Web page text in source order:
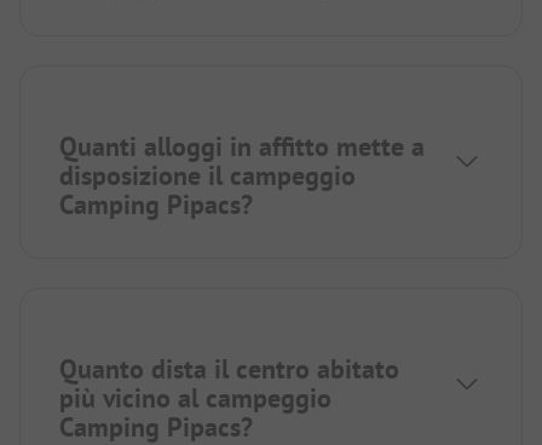
Quanti alloggi in affitto mette a
disposizione il campeggio
Camping Pipacs?
Quanto dista il centro abitato
più vicino al campeggio
Camping Pipacs?